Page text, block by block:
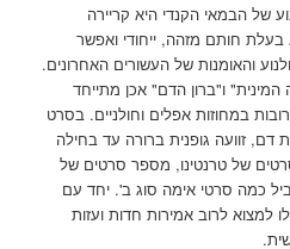
של הבמאי הקנדי היא קריירה
עוד ב-1966 והיא בעלת חותם מזהה, ייחודי ואפשר
והאומנות של העשורים האחרונים.
ו"ברון הדם" אכן מתייחד
במחוזות אפלים וחולניים. בסרט
דם, זוועה גופנית ברורה עד בחילה
של טרנטינו, מספר סרטים של
כמה סרטי אימה סוג ב'. יחד עם
לרוב אמירות חדות ועזות